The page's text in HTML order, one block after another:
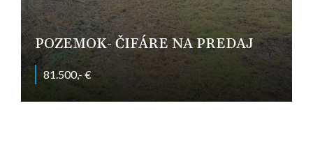
POZEMOK- ČIFÁRE NA PREDAJ
81.500,- €